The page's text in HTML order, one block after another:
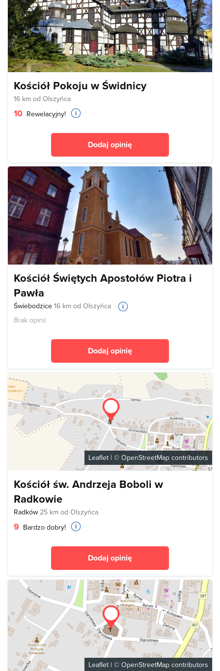
Kościół Pokoju w Świdnicy
16 km od Olszyńca
10 Rewelacyjny!
Dodaj opinię
Kościół Świętych Apostołów Piotra i
Pawła
Świebodzice 16 km od Olszyńca
Brak opinii
Dodaj opinię
Leaflet | © OpenStreetMap contributors
Kościół św. Andrzeja Boboli w
Radkowie
Radków 25 km od Olszyńca
9 Bardzo dobry!
Dodaj opinię
Leaflet | © OpenStreetMap contributors